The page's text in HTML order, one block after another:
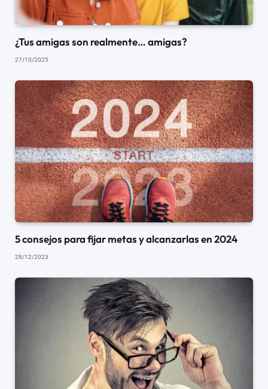
¿Tus amigas son realmente… amigas?
27/10/2025
5 consejos para fijar metas y alcanzarlas en 2024
28/12/2023